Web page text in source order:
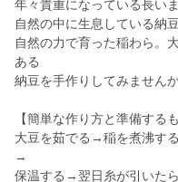
年々貴重になっている長い
自然の中に生息している納
自然の力で育った稲わら。
ある
納豆を手作りしてみません
【簡単な作り方と準備するも
大豆を茹でる→稲を煮沸す
→
保温する→翌日糸が引いた